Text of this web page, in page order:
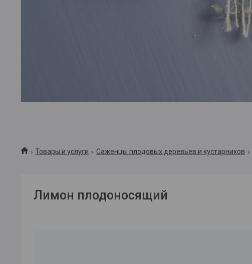
Товары и услуги Саженцы плодовых деревьев и кустарников
Лимон плодоносящий